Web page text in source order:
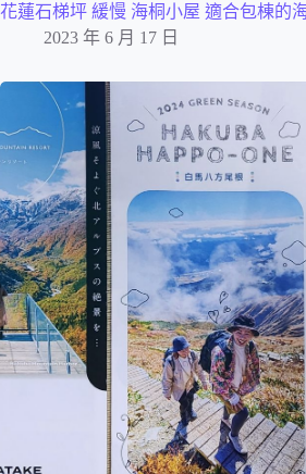
花蓮石梯坪 緩慢 海桐小屋 適合包棟的
2023 年 6 月 17 日